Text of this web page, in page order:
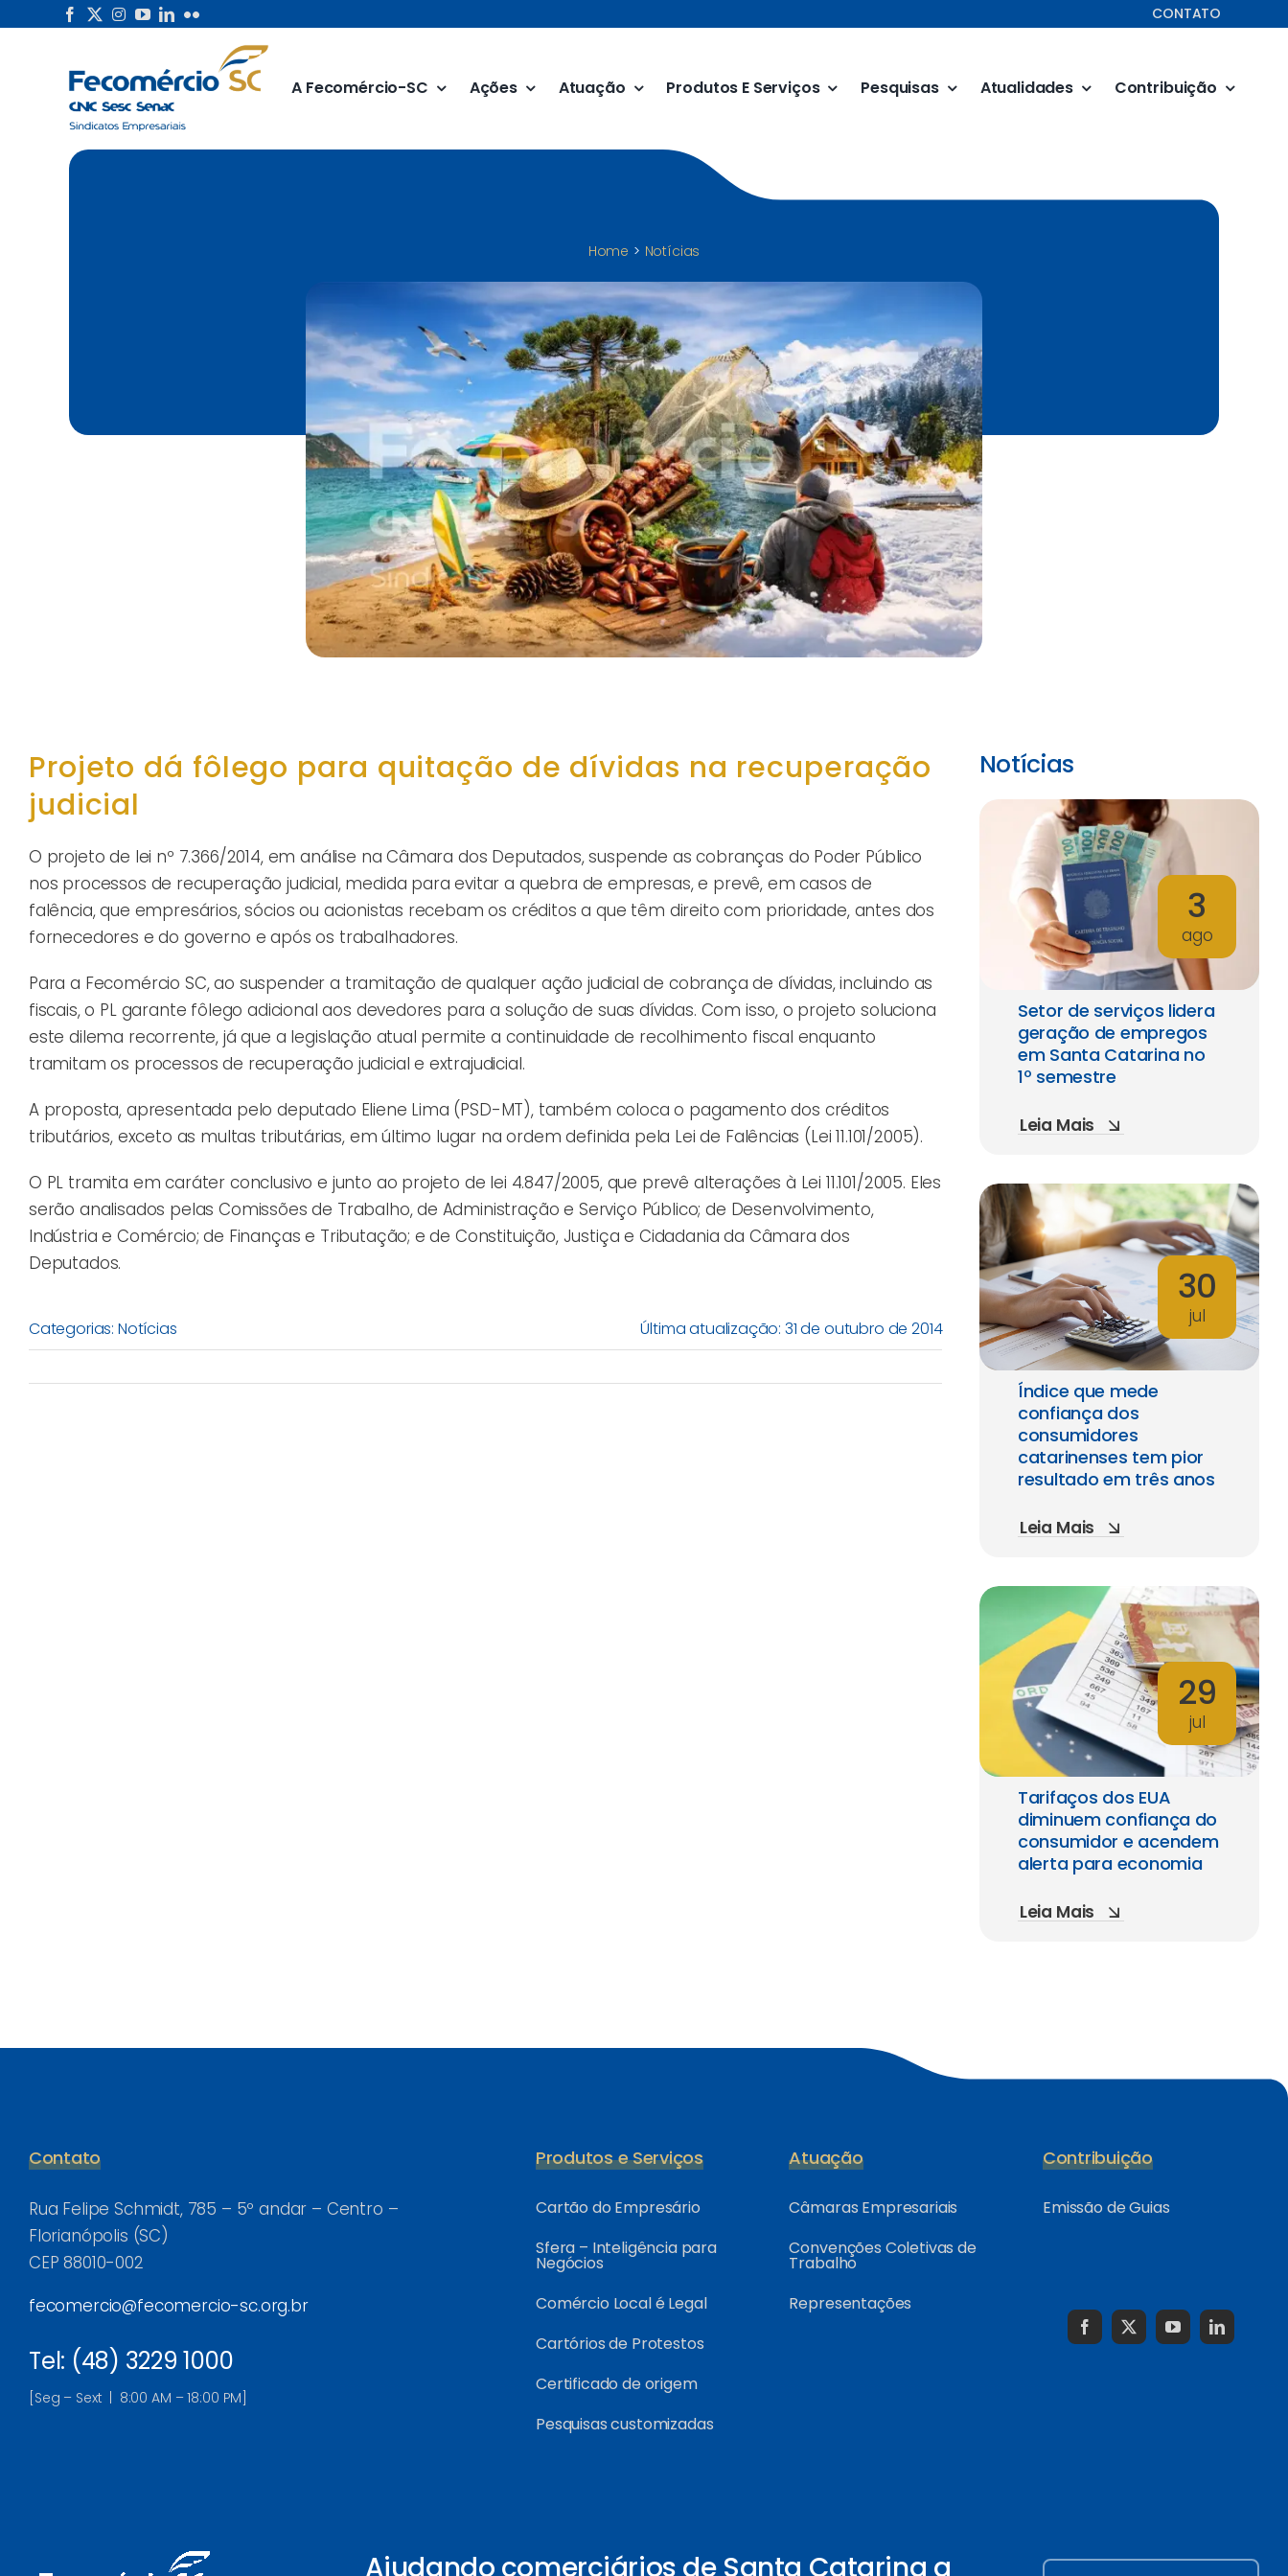
CONTATO
A Fecomércio-SC Ações Atuação Produtos E Serviços Pesquisas Atualidades Contribuição
Home Notícias
Projeto dá fôlego para quitação de dívidas na recuperação
judicial
O projeto de lei nº 7.366/2014, em análise na Câmara dos Deputados, suspende as cobranças do Poder Público
nos processos de recuperação judicial, medida para evitar a quebra de empresas, e prevê, em casos de
falência, que empresários, sócios ou acionistas recebam os créditos a que têm direito com prioridade, antes dos
fornecedores e do governo e após os trabalhadores.
Para a Fecomércio SC, ao suspender a tramitação de qualquer ação judicial de cobrança de dívidas, incluindo as
fiscais, o PL garante fôlego adicional aos devedores para a solução de suas dívidas. Com isso, o projeto soluciona
este dilema recorrente, já que a legislação atual permite a continuidade de recolhimento fiscal enquanto
tramitam os processos de recuperação judicial e extrajudicial.
A proposta, apresentada pelo deputado Eliene Lima (PSD-MT), também coloca o pagamento dos créditos
tributários, exceto as multas tributárias, em último lugar na ordem definida pela Lei de Falências (Lei 11.101/2005).
O PL tramita em caráter conclusivo e junto ao projeto de lei 4.847/2005, que prevê alterações à Lei 11.101/2005. Eles
serão analisados pelas Comissões de Trabalho, de Administração e Serviço Público; de Desenvolvimento,
Indústria e Comércio; de Finanças e Tributação; e de Constituição, Justiça e Cidadania da Câmara dos
Deputados.
Categorias: Notícias Última atualização: 31 de outubro de 2014
Notícias
3
ago
Setor de serviços lidera
geração de empregos
em Santa Catarina no
1º semestre
Leia Mais
30
jul
Índice que mede
confiança dos
consumidores
catarinenses tem pior
resultado em três anos
Leia Mais
29
jul
Tarifaços dos EUA
diminuem confiança do
consumidor e acendem
alerta para economia
Leia Mais
Contato
Rua Felipe Schmidt, 785 – 5º andar – Centro –
Florianópolis (SC)
CEP 88010-002
fecomercio@fecomercio-sc.org.br
Tel: (48) 3229 1000
[Seg – Sext | 8:00 AM – 18:00 PM]
Produtos e Serviços
Cartão do Empresário
Sfera – Inteligência para
Negócios
Comércio Local é Legal
Cartórios de Protestos
Certificado de origem
Pesquisas customizadas
Atuação
Câmaras Empresariais
Convenções Coletivas de
Trabalho
Representações
Contribuição
Emissão de Guias
Ajudando comerciários de Santa Catarina a